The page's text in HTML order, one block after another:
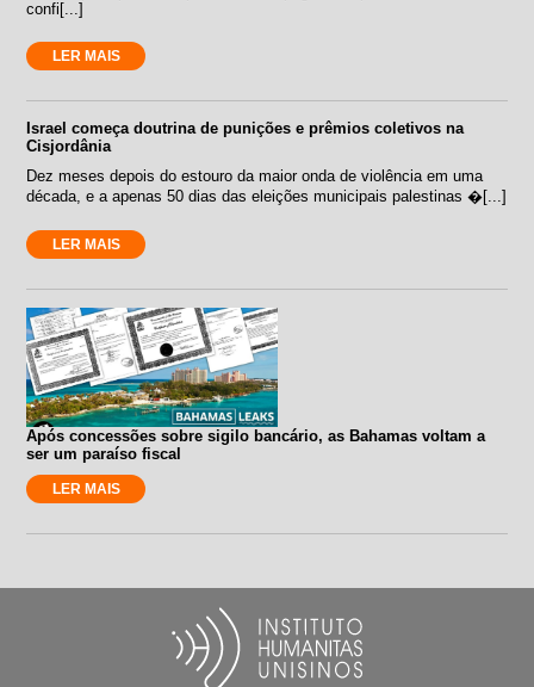
confi[...]
LER MAIS
Israel começa doutrina de punições e prêmios coletivos na
Cisjordânia
Dez meses depois do estouro da maior onda de violência em uma
década, e a apenas 50 dias das eleições municipais palestinas �[...]
LER MAIS
Após concessões sobre sigilo bancário, as Bahamas voltam a
ser um paraíso fiscal
LER MAIS